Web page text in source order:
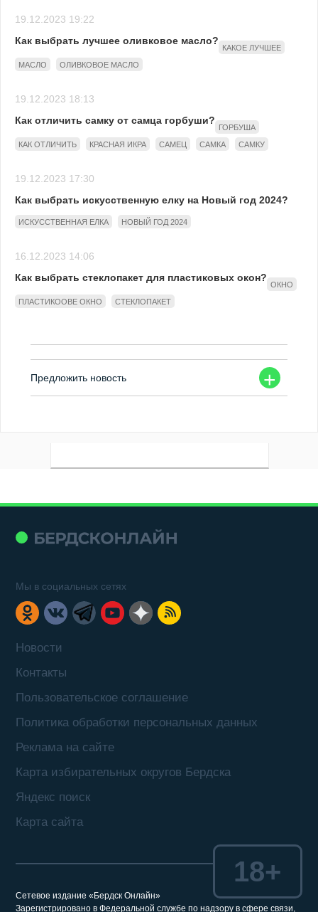
19.12.2023 19:22
Как выбрать лучшее оливковое масло?
КАКОЕ ЛУЧШЕЕ
МАСЛО
ОЛИВКОВОЕ МАСЛО
19.12.2023 18:13
Как отличить самку от самца горбуши?
ГОРБУША
КАК ОТЛИЧИТЬ
КРАСНАЯ ИКРА САМЕЦ САМКА САМКУ
19.12.2023 17:30
Как выбрать искусственную елку на Новый год 2024?
ИСКУССТВЕННАЯ ЕЛКА НОВЫЙ ГОД 2024
16.12.2023 14:06
Как выбрать стеклопакет для пластиковых окон?
ОКНО
ПЛАСТИКООВЕ ОКНО
СТЕКЛОПАКЕТ
+
Предложить новость
Новости
Контакты
Пользовательское соглашение
Политика обработки персональных данных
Реклама на сайте
Карта избирательных округов Бердска
Яндекс поиск
Карта сайта
Мы в социальных сетях
Сетевое издание «Бердск Онлайн»
Зарегистрировано в Федеральной службе по надзору в сфере связи,
18+